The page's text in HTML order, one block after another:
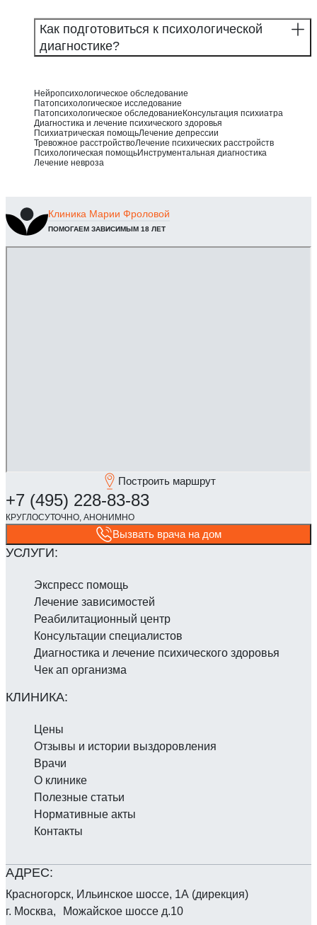
Как подготовиться к психологической
диагностике?
Нейропсихологическое обследование
Патопсихологическое исследование
Патопсихологическое обследование Консультация психиатра
Диагностика и лечение психического здоровья
Психиатрическая помощьЛечение депрессии
Тревожное расстройствоЛечение психических расстройств
Психологическая помощьИнструментальная диагностика
Лечение невроза
Клиника Марии Фроловой
ПОМОГАЕМ ЗАВИСИМЫМ 18 ЛЕТ
Построить маршрут
Вызвать врача на дом
Красногорск, Ильинское шоссе, 1А (дирекция)
г. Москва, Можайское шоссе д.10
Экспресс помощь
Лечение зависимостей
Реабилитаци­онный центр
Консультации специалистов
Диагностика и лечение психического здоровья
Чек ап организма
Цены
Отзывы и истории выздоровления
Врачи
О клинике
Полезные статьи
Нормативные акты
Контакты